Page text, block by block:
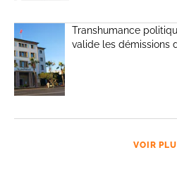
Transhumance
valide les démissions
VOIR